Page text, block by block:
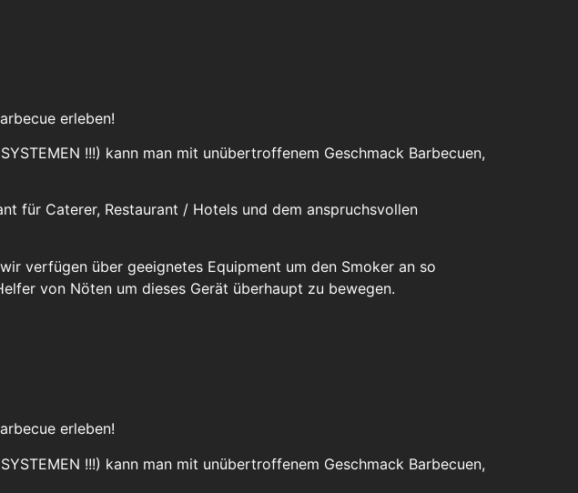
erleben!
!!!) kann man mit unübertroffenem Geschmack Barbecuen,
für Caterer, Restaurant / Hotels und dem anspruchsvollen
verfügen über geeignetes Equipment um den Smoker an so
von Nöten um dieses Gerät überhaupt zu bewegen.
erleben!
!!!) kann man mit unübertroffenem Geschmack Barbecuen,